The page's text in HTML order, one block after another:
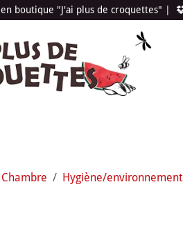
en bou​​​​​​tique "J'ai plus de croquettes"
Chambre Hygiène/environnement